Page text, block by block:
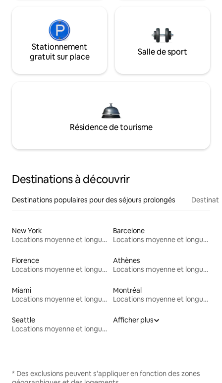
Stationnement
gratuit sur place
Salle de sport
Résidence de tourisme
Destinations à découvrir
Destinations populaires pour des séjours prolongés
New York
Locations moyenne et longue durée
Barcelone
Locations moyenne et longue durée
Florence
Locations moyenne et longue durée
Athènes
Locations moyenne et longue durée
Miami
Locations moyenne et longue durée
Montréal
Locations moyenne et longue durée
Seattle
Locations moyenne et longue durée
Afficher plus
* Des exclusions peuvent s'appliquer en fonction des zones